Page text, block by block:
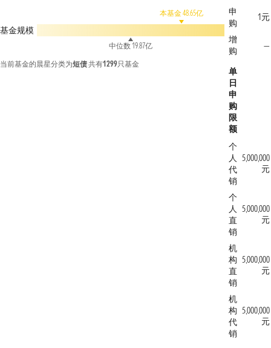
基金规模
本基金 48.65亿
中位数 19.87亿
当前基金的晨星分类为短债共有1299只基金
申
购
1元
增
购
—
单
日
申
购
限
额
个
人
代
销
5,000,000
元
个
人
直
销
5,000,000
元
机
构
直
销
5,000,000
元
机
构
代
销
5,000,000
元